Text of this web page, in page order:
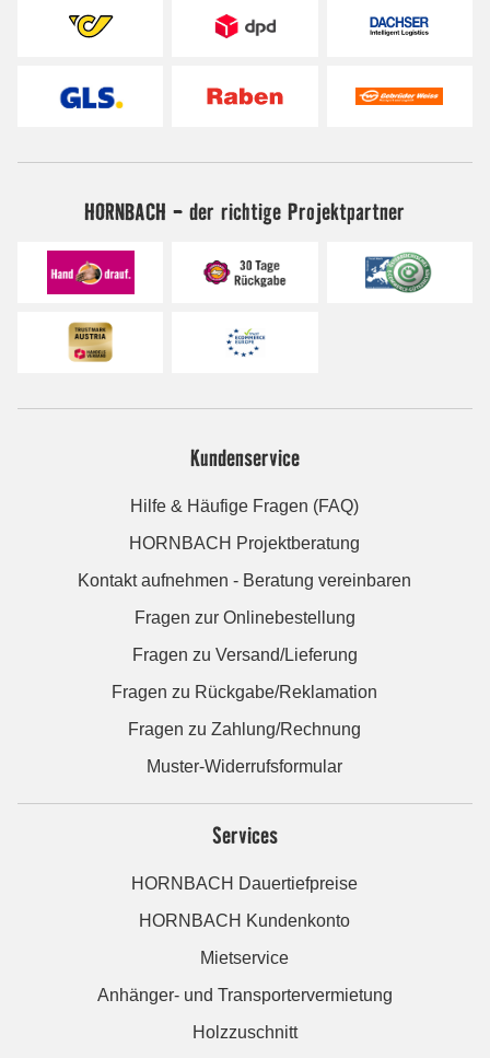
HORNBACH - der richtige Projektpartner
Kundenservice
Hilfe & Häufige Fragen (FAQ)
HORNBACH Projektberatung
Kontakt aufnehmen - Beratung vereinbaren
Fragen zur Onlinebestellung
Fragen zu Versand/Lieferung
Fragen zu Rückgabe/Reklamation
Fragen zu Zahlung/Rechnung
Muster-Widerrufsformular
Services
HORNBACH Dauertiefpreise
HORNBACH Kundenkonto
Mietservice
Anhänger- und Transportervermietung
Holzzuschnitt